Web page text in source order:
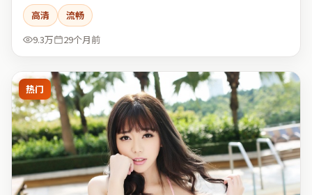
高清
流畅
9.3万
29个月前
热门